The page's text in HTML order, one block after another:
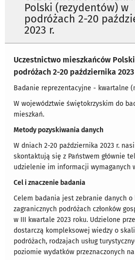
Polski (rezydentów) w
podróżach 2-20
2023 r.
Uczestnictwo mieszkańców
podróżach 2-20 października 2023
Badanie reprezentacyjne - kwartalne
W województwie świętokrzyskim do
mieszkań.
Metody pozyskiwania danych
W dniach 2-20 października 2023 r.
skontaktują się z Państwem głównie
udzielenie im informacji wymaganych
Cel i znaczenie badania
Celem badania jest zebranie danych o
zagranicznych podróżach członków
w III kwartale 2023 roku. Udzielone
dostarczą kompleksowej wiedzy o
podróżach, rodzajach usług
poziomie wydatków przeznaczonych